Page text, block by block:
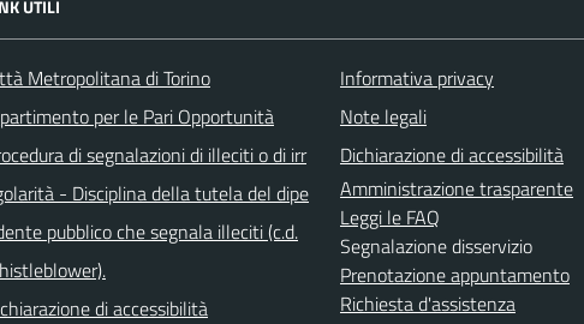
UTILI
Metropolitana di Torino
per le Pari Opportunità
di segnalazioni di illeciti o di irr
- Disciplina della tutela del dipe
pubblico che segnala illeciti (c.d.
di accessibilità
Informativa privacy
Note legali
Dichiarazione di accessibilità
Amministrazione trasparente
Leggi le FAQ
Segnalazione disservizio
Prenotazione appuntamento
Richiesta d'assistenza